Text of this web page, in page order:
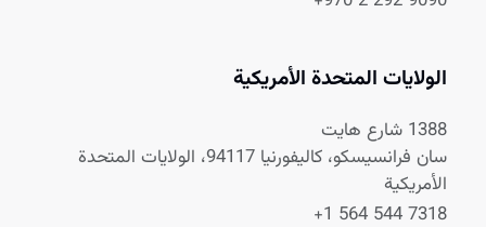
الولايات المتحدة الأمريكية
1388 شارع هايت
سان فرانسيسكو، كاليفورنيا 94117، الولايات المتحدة
الأمريكية
+1 564 544 7318